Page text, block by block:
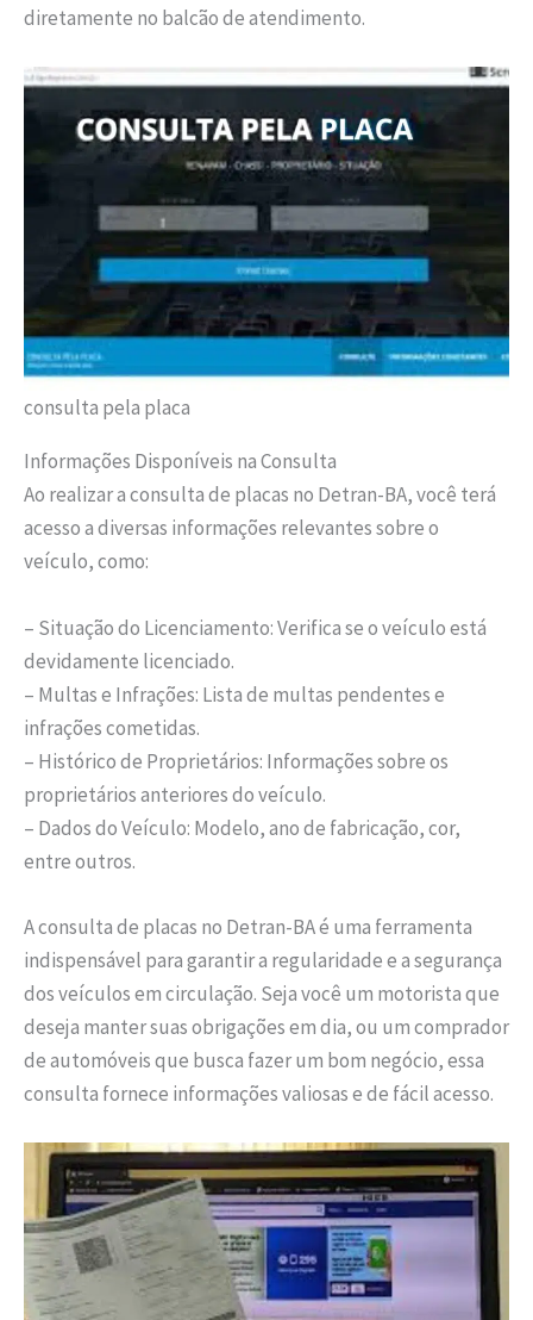
diretamente no balcão de atendimento.
consulta pela placa
Informações Disponíveis na Consulta
Ao realizar a consulta de placas no Detran-BA, você terá
acesso a diversas informações relevantes sobre o
veículo, como:
– Situação do Licenciamento: Verifica se o veículo está
devidamente licenciado.
– Multas e Infrações: Lista de multas pendentes e
infrações cometidas.
– Histórico de Proprietários: Informações sobre os
proprietários anteriores do veículo.
– Dados do Veículo: Modelo, ano de fabricação, cor,
entre outros.
A consulta de placas no Detran-BA é uma ferramenta
indispensável para garantir a regularidade e a segurança
dos veículos em circulação. Seja você um motorista que
deseja manter suas obrigações em dia, ou um comprador
de automóveis que busca fazer um bom negócio, essa
consulta fornece informações valiosas e de fácil acesso.